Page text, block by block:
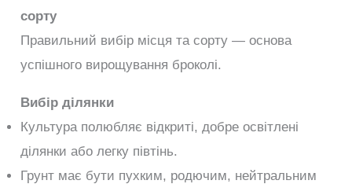
сорту
Правильний вибір місця та сорту — основа
успішного вирощування броколі.
Вибір ділянки
Культура полюбляє відкриті, добре освітлені
ділянки або легку півтінь.
Грунт має бути пухким, родючим, нейтральним